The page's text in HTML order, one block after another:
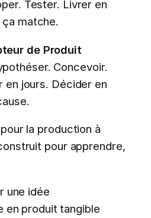
Tester. Livrer en
matche.
de Produit
Concevoir.
en jours. Décider en
la production à
pour apprendre,
une idée
en produit tangible